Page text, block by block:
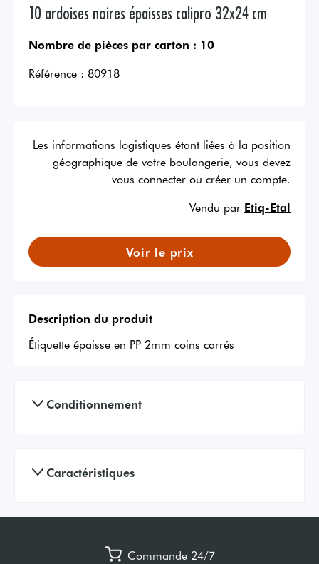
10 ardoises noires épaisses calipro 32x24 cm
Nombre de pièces par carton : 10
Référence : 80918
Les informations logistiques étant liées à la position
géographique de votre boulangerie, vous devez
vous connecter ou créer un compte.
Vendu par Etiq-Etal
Voir le prix
Description du produit
Étiquette épaisse en PP 2mm coins carrés
Conditionnement
Caractéristiques
Commande 24/7